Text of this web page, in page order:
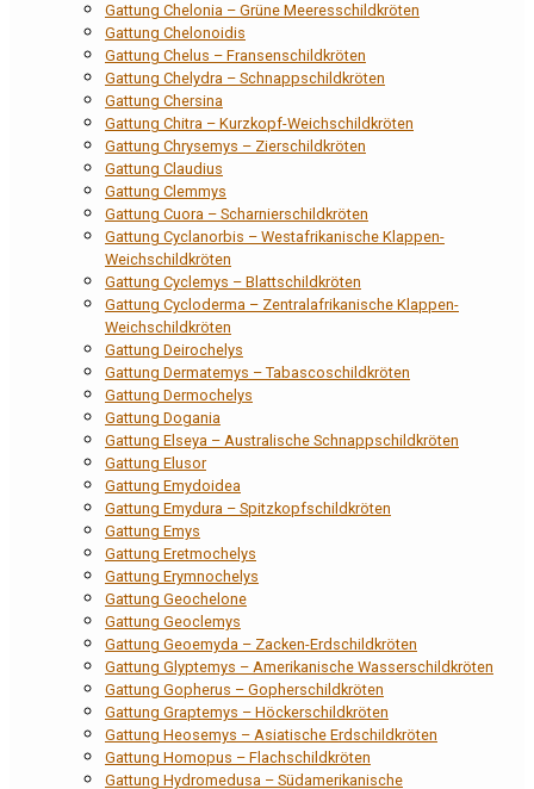
Gattung Chelonia – Grüne Meeresschildkröten
Gattung Chelonoidis
Gattung Chelus – Fransenschildkröten
Gattung Chelydra – Schnappschildkröten
Gattung Chersina
Gattung Chitra – Kurzkopf-Weichschildkröten
Gattung Chrysemys – Zierschildkröten
Gattung Claudius
Gattung Clemmys
Gattung Cuora – Scharnierschildkröten
Gattung Cyclanorbis – Westafrikanische Klappen-
Weichschildkröten
Gattung Cyclemys – Blattschildkröten
Gattung Cycloderma – Zentralafrikanische Klappen-
Weichschildkröten
Gattung Deirochelys
Gattung Dermatemys – Tabascoschildkröten
Gattung Dermochelys
Gattung Dogania
Gattung Elseya – Australische Schnappschildkröten
Gattung Elusor
Gattung Emydoidea
Gattung Emydura – Spitzkopfschildkröten
Gattung Emys
Gattung Eretmochelys
Gattung Erymnochelys
Gattung Geochelone
Gattung Geoclemys
Gattung Geoemyda – Zacken-Erdschildkröten
Gattung Glyptemys – Amerikanische Wasserschildkröten
Gattung Gopherus – Gopherschildkröten
Gattung Graptemys – Höckerschildkröten
Gattung Heosemys – Asiatische Erdschildkröten
Gattung Homopus – Flachschildkröten
Gattung Hydromedusa – Südamerikanische